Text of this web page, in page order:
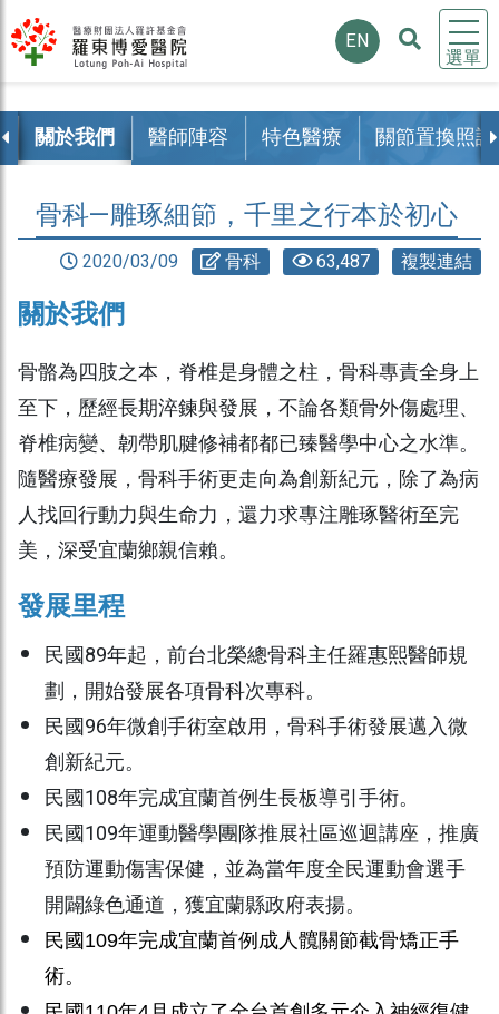
選單
EN
關於我們 醫師陣容 特色醫療 關節置換照
骨科—雕琢細節，千里之行本於初心
2020/03/09 骨科 63,487 複製連結
關於我們
骨骼為四肢之本，脊椎是身體之柱，骨科專責全身上
至下，歷經長期淬鍊與發展，不論各類骨外傷處理、
脊椎病變、韌帶肌腱修補都都已臻醫學中心之水準。
隨醫療發展，骨科手術更走向為創新紀元，除了為病
人找回行動力與生命力，還力求專注雕琢醫術至完
美，深受宜蘭鄉親信賴。
發展里程
民國89年起，前台北榮總骨科主任羅惠熙醫師規
劃，開始發展各項骨科次專科。
民國96年微創手術室啟用，骨科手術發展邁入微
創新紀元。
民國108年完成宜蘭首例生長板導引手術。
民國109年運動醫學團隊推展社區巡迴講座，推廣
預防運動傷害保健，並為當年度全民運動會選手
開闢綠色通道，獲宜蘭縣政府表揚。
民國109年完成宜蘭首例成人髖關節截骨矯正手
術。